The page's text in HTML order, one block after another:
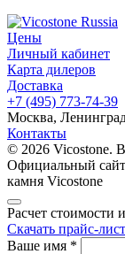
Цены
Личный кабинет
Карта дилеров
Доставка
+7 (495) 773-74-39
Москва,
Контакты
© 2026 Vicostone.
Официальный сайт
камня Vicostone
Расчет стоимости
Скачать прайс-
Ваше имя *